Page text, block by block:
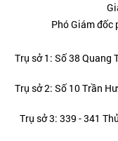
Phó Giám đốc
Trụ sở 1: Số 38 Quang
Trụ sở 2: Số 10 Trần
Trụ sở 3: 339 - 341